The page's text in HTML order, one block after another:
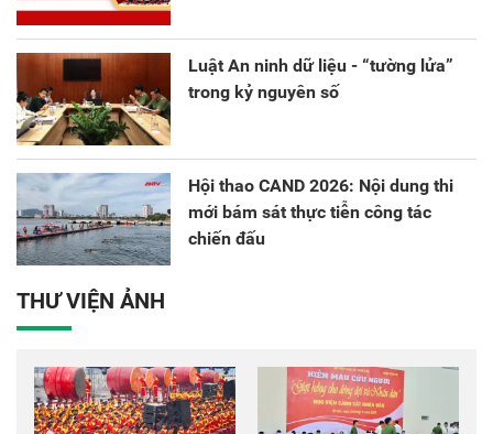
Luật An ninh dữ liệu - “tường lửa”
trong kỷ nguyên số
Hội thao CAND 2026: Nội dung thi
mới bám sát thực tiễn công tác
chiến đấu
THƯ VIỆN ẢNH